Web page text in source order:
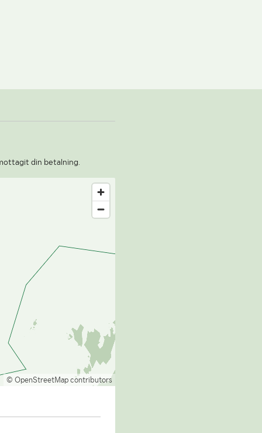
din betalning.
© OpenStreetMap contributors